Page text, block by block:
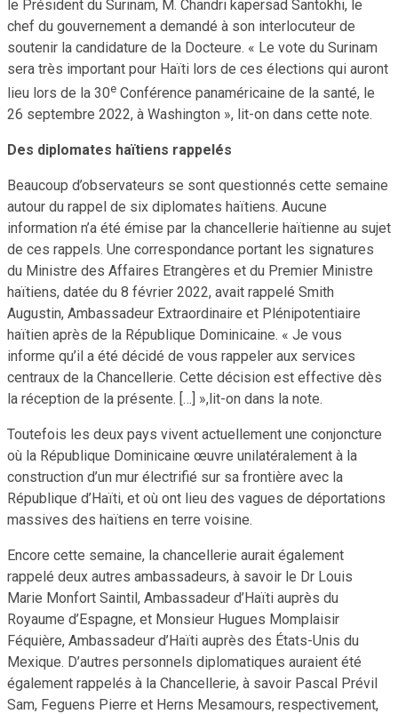
le Président du Surinam, M. Chandri kapersad Santokhi, le
chef du gouvernement a demandé à son interlocuteur de
soutenir la candidature de la Docteure. « Le vote du Surinam
sera très important pour Haïti lors de ces élections qui auront
lieu lors de la 30e Conférence panaméricaine de la santé, le
26 septembre 2022, à Washington », lit-on dans cette note.
Des diplomates haïtiens rappelés
Beaucoup d’observateurs se sont questionnés cette semaine
autour du rappel de six diplomates haïtiens. Aucune
information n’a été émise par la chancellerie haïtienne au sujet
de ces rappels. Une correspondance portant les signatures
du Ministre des Affaires Etrangères et du Premier Ministre
haïtiens, datée du 8 février 2022, avait rappelé Smith
Augustin, Ambassadeur Extraordinaire et Plénipotentiaire
haïtien après de la République Dominicaine. « Je vous
informe qu’il a été décidé de vous rappeler aux services
centraux de la Chancellerie. Cette décision est effective dès
la réception de la présente. […] »,lit-on dans la note.
Toutefois les deux pays vivent actuellement une conjoncture
où la République Dominicaine œuvre unilatéralement à la
construction d’un mur électrifié sur sa frontière avec la
République d’Haïti, et où ont lieu des vagues de déportations
massives des haïtiens en terre voisine.
Encore cette semaine, la chancellerie aurait également
rappelé deux autres ambassadeurs, à savoir le Dr Louis
Marie Monfort Saintil, Ambassadeur d’Haïti auprès du
Royaume d’Espagne, et Monsieur Hugues Momplaisir
Féquière, Ambassadeur d’Haïti auprès des États-Unis du
Mexique. D’autres personnels diplomatiques auraient été
également rappelés à la Chancellerie, à savoir Pascal Prévil
Sam, Feguens Pierre et Herns Mesamours, respectivement,